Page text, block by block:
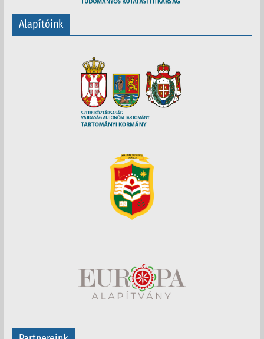
Alapítóink